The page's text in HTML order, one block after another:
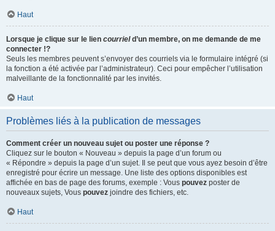
Haut
Lorsque je clique sur le lien courrield’un membre, on me demande de me
connecter !?
Seuls les membres peuvent s’envoyer des courriels via le formulaire intégré (si
la fonction a été activée par l’administrateur). Ceci pour empêcher l’utilisation
malveillante de la fonctionnalité par les invités.
Haut
Problèmes liés à la publication de messages
Comment créer un nouveau sujet ou poster une réponse ?
Cliquez sur le bouton « Nouveau » depuis la page d’un forum ou
« Répondre » depuis la page d’un sujet. Il se peut que vous ayez besoin d’être
enregistré pour écrire un message. Une liste des options disponibles est
affichée en bas de page des forums, exemple : Vous pouvez poster de
nouveaux sujets, Vous pouvez joindre des fichiers, etc.
Haut